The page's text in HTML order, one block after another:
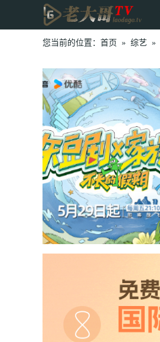
您当前的位置： 首页 » 综艺 »